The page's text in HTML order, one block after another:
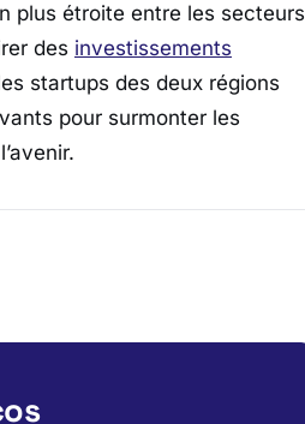
plus étroite entre les secteurs
des investissements
startups des deux régions
pour surmonter les